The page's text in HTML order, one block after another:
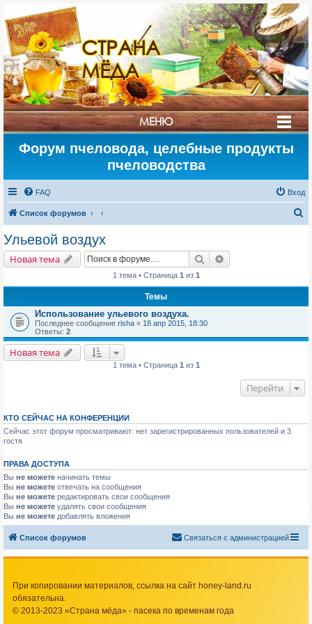
СТРАНА
МЁДА
МЕНЮ
Форум пчеловода, целебные продукты
пчеловодства
FAQ Вход
Список форумов
Ульевой воздух
Новая тема Поиск
1 тема • Страница 1 из 1
Темы
Использование ульевого воздуха.
Последнее сообщение risha « 18 апр 2015, 18:30
Ответы: 2
Новая тема
1 тема • Страница 1 из 1
Перейти
КТО СЕЙЧАС НА КОНФЕРЕНЦИИ
Сейчас этот форум просматривают: нет зарегистрированных пользователей и 3
гостя
ПРАВА ДОСТУПА
Вы не можете начинать темы
Вы не можете отвечать на сообщения
Вы не можете редактировать свои сообщения
Вы не можете удалять свои сообщения
Вы не можете добавлять вложения
Список форумов Связаться с администрацией
При копировании материалов, ссылка на сайт honey-land.ru
обязательна.
© 2013-2023 «Страна мёда» - пасека по временам года